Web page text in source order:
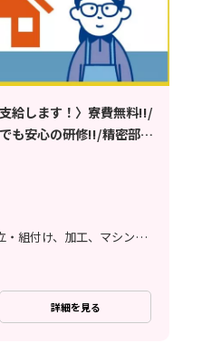
給します！〉寮費無料!!/
も安心の研修!!/精密部品
検査、梱包・仕分け、組立・組付け、加工、マシンオペレーター、品質管理、ライン作業
詳細を見る